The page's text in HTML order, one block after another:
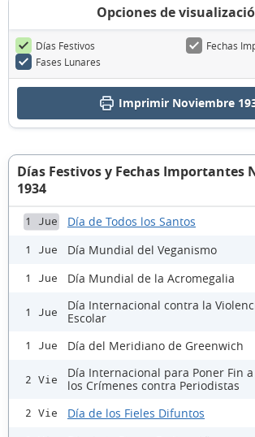
Opciones de
Días Festivos
Fechas
Fases Lunares
Imprimir Noviembre
Días Festivos y Fechas Importantes
1934
1 Jue Día de Todos los Santos
1 Jue Día Mundial del Veganismo
1 Jue Día Mundial de la Acromegalia
1 Jue
Día Internacional contra la
Escolar
1 Jue Día del Meridiano de Greenwich
2 Vie
Día Internacional para Poner Fin
los Crímenes contra Periodistas
2 Vie Día de los Fieles Difuntos